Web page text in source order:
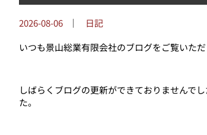
2026-08-06 ｜
日記
いつも景山総業有限会社のブログをご覧いただ
しばらくブログの更新ができておりませんで
た。